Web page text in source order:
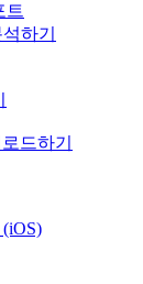
트
하기
드하기